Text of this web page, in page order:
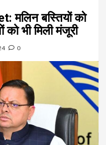
मलिन बस्तियों को
को भी मिली मंजूरी
0